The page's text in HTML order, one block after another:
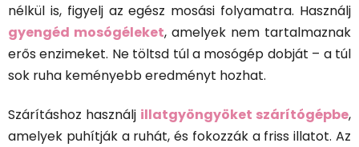
nélkül is, figyelj az egész mosási folyamatra. Használj
gyengéd mosógéleket, amelyek nem tartalmaznak
erős enzimeket. Ne töltsd túl a mosógép dobját – a túl
sok ruha keményebb eredményt hozhat.
Szárításhoz használj illatgyöngyöket szárítógépbe,
amelyek puhítják a ruhát, és fokozzák a friss illatot. Az